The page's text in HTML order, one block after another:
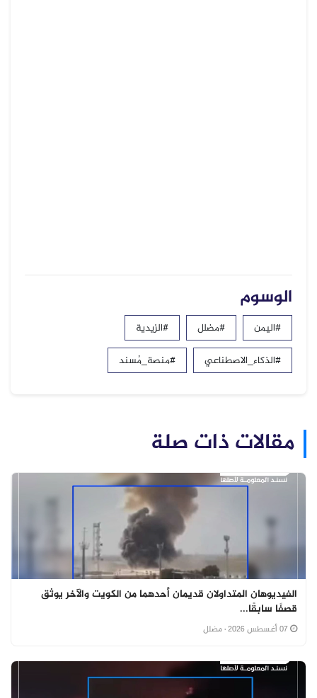
الوسوم
#اليمن #مضلل
#الزيدية
#الذكاء_الاصطناعي
#منصة_مُسند
مقالات ذات صلة
الفيديوهان المتداولان قديمان أحدهما من الكويت والآخر يوثق
قصفًا سابقًا...
· مضلل